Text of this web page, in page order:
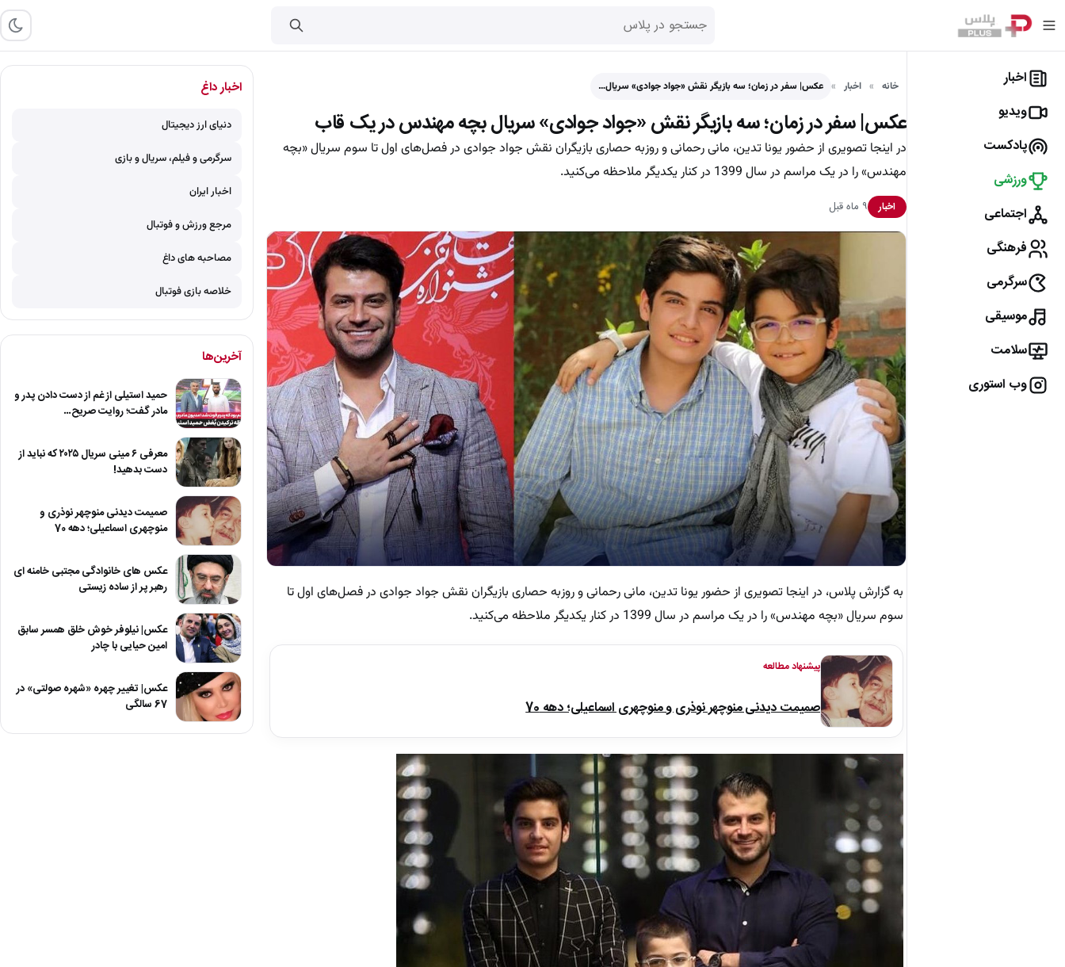
اخبار
ویدیو
پادکست
ورزشی
اجتماعی
فرهنگی
سرگرمی
موسیقی
سلامت
وب استوری
خانه اخبار عکس| سفر در زمان؛ سه بازیگر نقش «جواد جوادی» سریال…
عکس| سفر در زمان؛ سه بازیگر نقش «جواد جوادی» سریال بچه مهندس در یک قاب
در اینجا تصویری از حضور یونا تدین، مانی رحمانی و روزبه حصاری بازیگران نقش جواد جوادی در فصل‌های اول تا سوم سریال «بچه
مهندس» را در یک مراسم در سال 1399 در کنار یکدیگر ملاحظه می‌کنید.
اخبار ۹ ماه قبل
به گزارش پلاس، در اینجا تصویری از حضور یونا تدین، مانی رحمانی و روزبه حصاری بازیگران نقش جواد جوادی در فصل‌های اول تا
سوم سریال «بچه مهندس» را در یک مراسم در سال 1399 در کنار یکدیگر ملاحظه می‌کنید.
پیشنهاد مطالعه
صمیمت دیدنی منوچهر نوذری و منوچهری اسماعیلی؛ دهه 70
اخبار داغ
دنیای ارز دیجیتال
سرگرمی و فیلم، سریال و بازی
اخبار ایران
مرجع ورزش و فوتبال
مصاحبه های داغ
خلاصه بازی فوتبال
آخرین‌ها
حمید استیلی از غم از دست دادن پدر و
مادر گفت؛ روایت صریح…
معرفی ۶ مینی سریال ۲۰۲۵ که نباید از
دست بدهید!
صمیمت دیدنی منوچهر نوذری و
منوچهری اسماعیلی؛ دهه 70
عکس های خانوادگی مجتبی خامنه ای
رهبر پر از ساده زیستی
عکس| نیلوفر خوش خلق همسر سابق
امین حیایی با چادر
عکس| تغییر چهره «شهره صولتی» در
67 سالگی